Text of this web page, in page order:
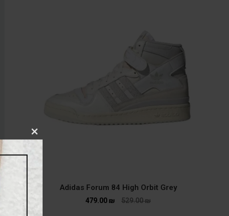
Adidas Forum 84 High Orbit Grey
529.00₪
479.00 ₪
CLOSE
MODULE